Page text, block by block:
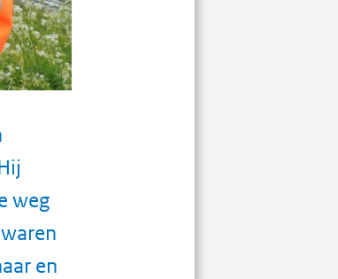
weg
en